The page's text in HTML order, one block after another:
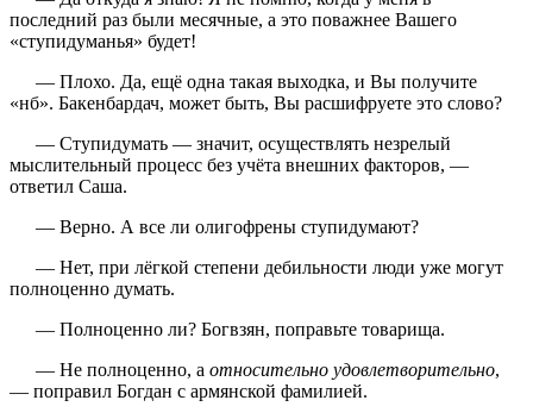
последний раз были месячные, а это поважнее Вашего
«ступидуманья» будет!
— Плохо. Да, ещё одна такая выходка, и Вы получите
«нб». Бакенбардач, может быть, Вы расшифруете это слово?
— Ступидумать — значит, осуществлять незрелый
мыслительный процесс без учёта внешних факторов, —
ответил Саша.
— Верно. А все ли олигофрены ступидумают?
— Нет, при лёгкой степени дебильности люди уже могут
полноценно думать.
— Полноценно ли? Богвзян, поправьте товарища.
— Не полноценно, аотносительно удовлетворительно,
— поправил Богдан с армянской фамилией.